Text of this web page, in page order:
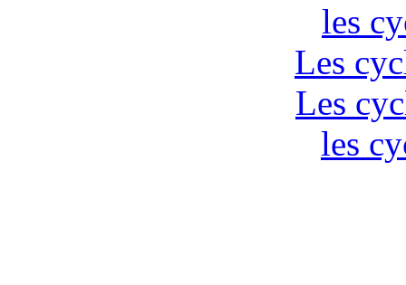
les
Les
Les
les